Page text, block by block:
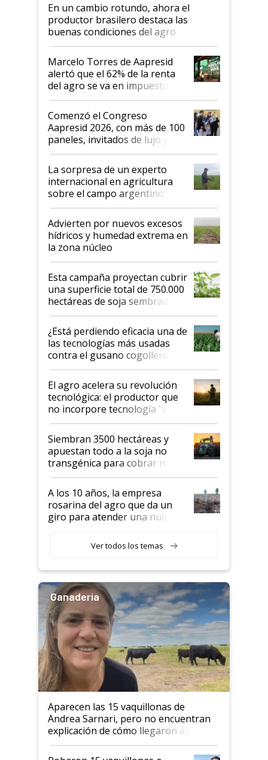
En un cambio rotundo, ahora el
productor brasilero destaca las
buenas condiciones del agro
argentino para invertir: "Los veo
más motivados"
Marcelo Torres de Aapresid
alertó que el 62% de la renta
del agro se va en impuestos:
"No es bueno que en
Argentina se sigan discutiendo
las mismas cosas de hace 50
años"
Comenzó el Congreso
Aapresid 2026, con más de 100
paneles, invitados de lujo y
todas las tendencias
La sorpresa de un experto
internacional en agricultura
sobre el campo argentino:
"Estoy muy impresionado"
Advierten por nuevos excesos
hídricos y humedad extrema en
la zona núcleo
Esta campaña proyectan cubrir
una superficie total de 750.000
hectáreas de soja sembradas
con una nueva generación de
variedades que marcan un
salto tecnológico en genética y
rendimiento
¿Está perdiendo eficacia una de
las tecnologías más usadas
contra el gusano cogollero? El
desafío de una tecnología clave
El agro acelera su revolución
tecnológica: el productor que
no incorpore tecnología "va a
perder el tren"
Siembran 3500 hectáreas y
apuestan todo a la soja no
transgénica para cobrar más
por tonelada: compraron un
semillero
A los 10 años, la empresa
rosarina del agro que da un
giro para atender una nueva
Ver todos los temas
Ganadería
Aparecen las 15 vaquillonas de
Andrea Sarnari, pero no encuentran
explicación de cómo llegaron allí